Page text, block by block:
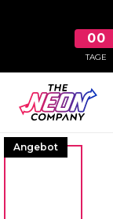
00
TAGE
Angebot